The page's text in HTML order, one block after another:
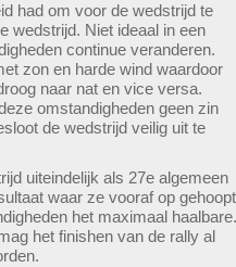
had om voor de wedstrijd te
wedstrijd. Niet ideaal in een
continue veranderen.
zon en harde wind waardoor
naar nat en vice versa.
omstandigheden geen zin
de wedstrijd veilig uit te
uiteindelijk als 27e algemeen
waar ze vooraf op gehoopt
het maximaal haalbare.
het finishen van de rally al